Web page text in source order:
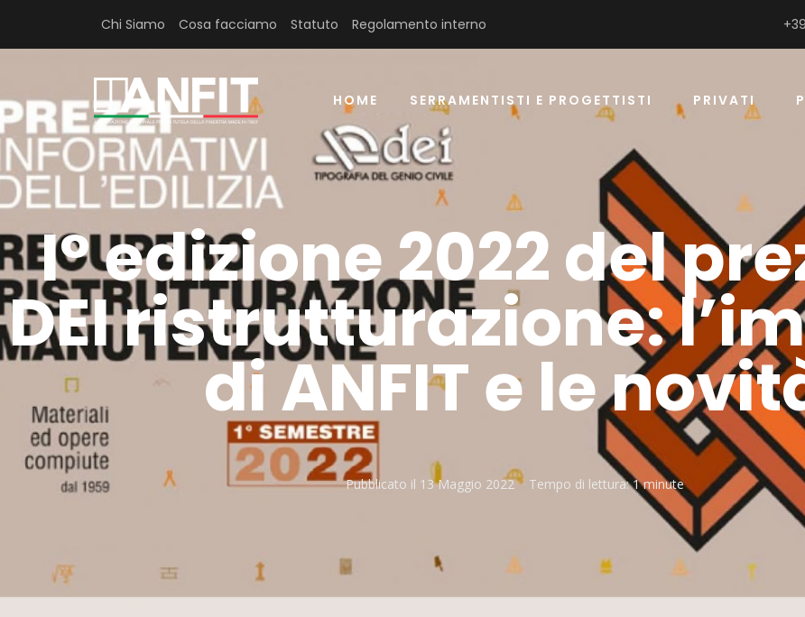
Chi Siamo Cosa facciamo Statuto Regolamento interno
HOME SERRAMENTISTI E PROGETTISTI PRIVATI
I° edizione 2022 del
DEI ristrutturazione:
di ANFIT e le
Pubblicato il 13 Maggio 2022 Tempo di lettura:1 minute